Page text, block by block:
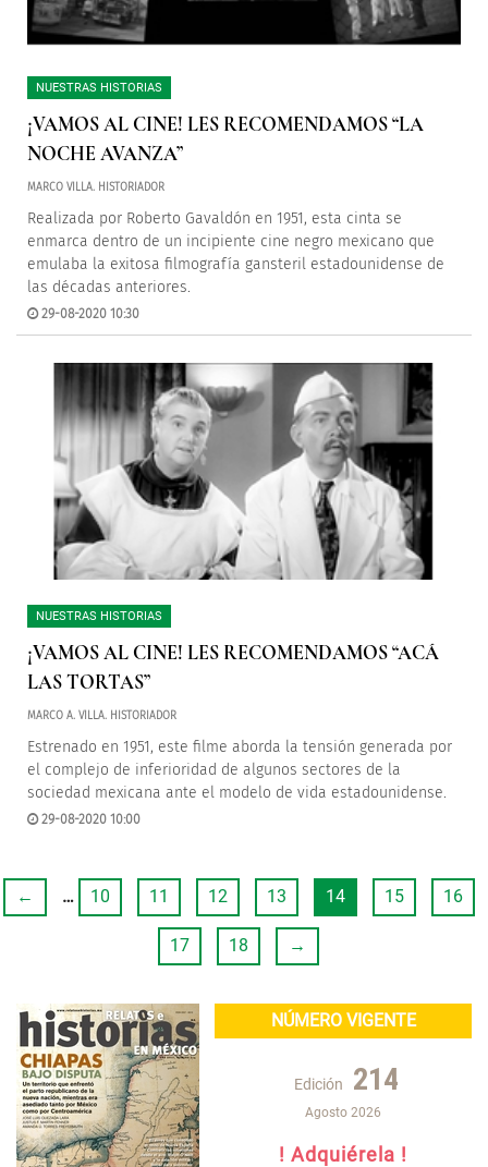
NUESTRAS HISTORIAS
¡VAMOS AL CINE! LES RECOMENDAMOS “LA
NOCHE AVANZA”
MARCO VILLA. HISTORIADOR
Realizada por Roberto Gavaldón en 1951, esta cinta se
enmarca dentro de un incipiente cine negro mexicano que
emulaba la exitosa filmografía gansteril estadounidense de
las décadas anteriores.
29-08-2020 10:30
NUESTRAS HISTORIAS
¡VAMOS AL CINE! LES RECOMENDAMOS “ACÁ
LAS TORTAS”
MARCO A. VILLA. HISTORIADOR
Estrenado en 1951, este filme aborda la tensión generada por
el complejo de inferioridad de algunos sectores de la
sociedad mexicana ante el modelo de vida estadounidense.
29-08-2020 10:00
← … 10 11 12 13 14 15 16
17 18 →
NÚMERO VIGENTE
Edición 214
Agosto 2026
! Adquiérela !